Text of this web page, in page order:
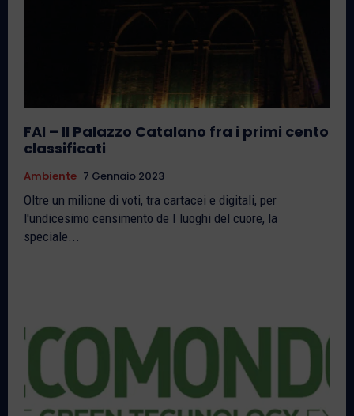
FAI – Il Palazzo Catalano fra i primi cento
classificati
Ambiente 7 Gennaio 2023
Oltre un milione di voti, tra cartacei e digitali, per
l'undicesimo censimento de I luoghi del cuore, la
speciale...